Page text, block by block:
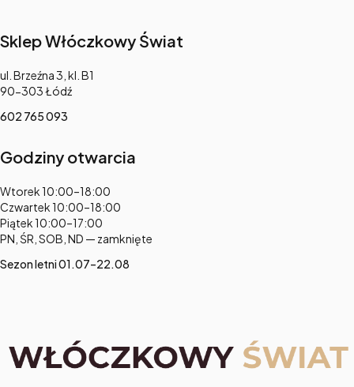
Sklep Włóczkowy Świat
Adres:
ul. Brzeźna 3, kl. B1
90-303 Łódź
602 765 093
Godziny otwarcia
Adres:
Wtorek 10:00–18:00
Czwartek 10:00–18:00
Piątek 10:00–17:00
PN, ŚR, SOB, ND — zamknięte
Sezon letni 01.07–22.08